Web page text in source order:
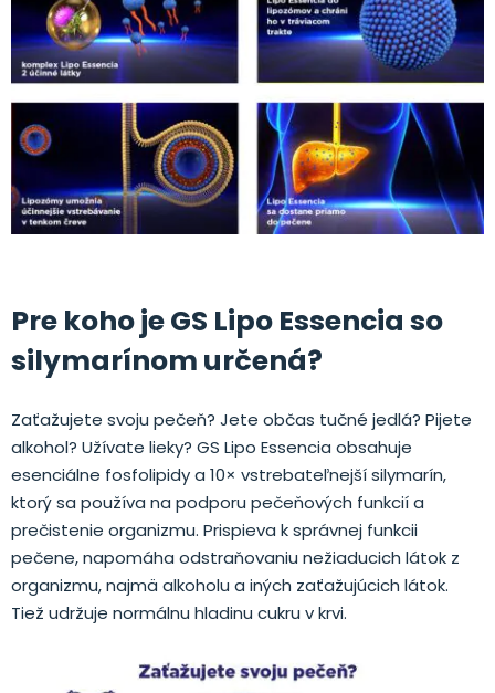
Pre koho je GS Lipo Essencia so
silymarínom určená?
Zaťažujete svoju pečeň? Jete občas tučné jedlá? Pijete
alkohol? Užívate lieky? GS Lipo Essencia obsahuje
esenciálne fosfolipidy a 10× vstrebateľnejší silymarín,
ktorý sa používa na podporu pečeňových funkcií a
prečistenie organizmu. Prispieva k správnej funkcii
pečene, napomáha odstraňovaniu nežiaducich látok z
organizmu, najmä alkoholu a iných zaťažujúcich látok.
Tiež udržuje normálnu hladinu cukru v krvi.